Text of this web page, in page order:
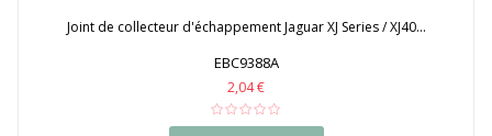
Joint de collecteur d'échappement Jaguar XJ Series / XJ40...
EBC9388A
2,04 €